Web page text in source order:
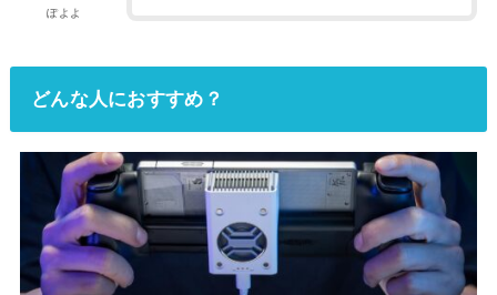
ぽよよ
どんな人におすすめ？